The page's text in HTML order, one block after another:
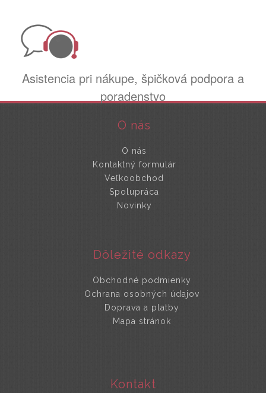
Asistencia pri nákupe, špičková podpora a
poradenstvo
O nás
O nás
Kontaktný formulár
Veľkoobchod
Spolupráca
Novinky
Dôležité odkazy
Obchodné podmienky
Ochrana osobných údajov
Doprava a platby
Mapa stránok
Kontakt